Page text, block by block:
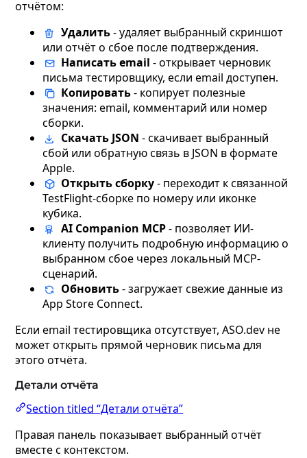
отчётом:
Удалить- удаляет выбранный скриншот
или отчёт о сбое после подтверждения.
Написать email - открывает черновик
письма тестировщику, если email доступен.
Копировать- копирует полезные
значения: email, комментарий или номер
сборки.
Скачать JSON - скачивает выбранный
сбой или обратную связь в JSON в формате
Apple.
Открыть сборку- переходит к связанной
TestFlight-сборке по номеру или иконке
кубика.
AI Companion MCP- позволяет ИИ-
клиенту получить подробную информацию о
выбранном сбое через локальный MCP-
сценарий.
Обновить- загружает свежие данные из
App Store Connect.
Если email тестировщика отсутствует, ASO.dev не
может открыть прямой черновик письма для
этого отчёта.
Детали отчёта
Section titled “Детали отчёта”
Правая панель показывает выбранный отчёт
вместе с контекстом.